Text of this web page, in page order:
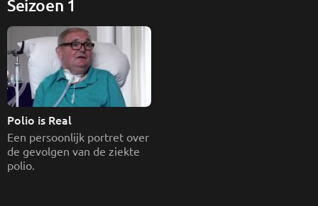
Seizoen 1
Polio is Real
Een persoonlijk portret over
de gevolgen van de ziekte
polio.